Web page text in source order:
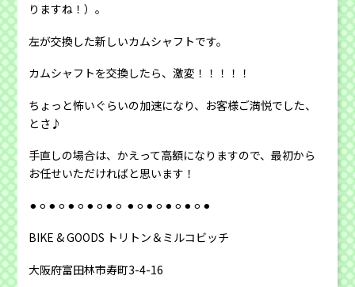
りますね！）。
左が交換した新しいカムシャフトです。
カムシャフトを交換したら、激変！！！！！
ちょっと怖いぐらいの加速になり、お客様ご満悦でした、
とさ♪
手直しの場合は、かえって高額になりますので、最初から
お任せいただければと思います！
⚫︎⚪︎⚫︎⚪︎⚫︎⚪︎⚫︎⚪︎⚫︎⚪︎ ⚫︎⚪︎⚫︎⚪︎⚫︎⚪︎⚫︎⚪︎⚫︎
BIKE & GOODS トリトン＆ミルコビッチ
大阪府富田林市寿町3-4-16